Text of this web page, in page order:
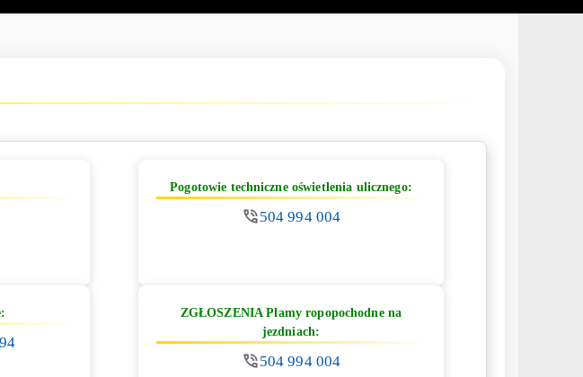
Pogotowie techniczne oświetlenia ulicznego:
504 994 004
ZGŁOSZENIA Plamy ropopochodne na
jezdniach:
504 994 004